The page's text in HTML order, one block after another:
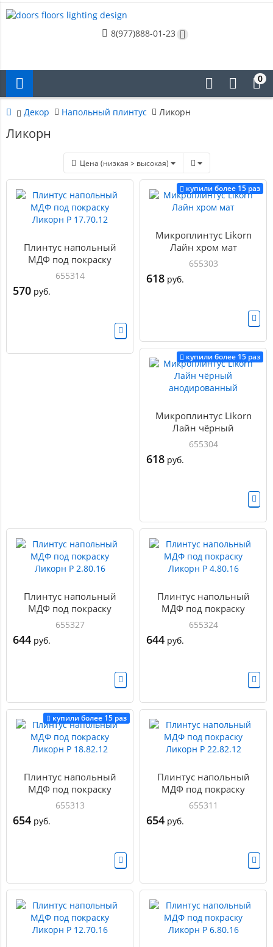
8(977)888-01-23
0
Декор Напольный плинтус Ликорн
Ликорн
Цена (низкая > высокая)
Плинтус напольный
МДФ под покраску
Ликорн Р 17.70.12
655314
570 руб.
купили более 15 раз
Микроплинтус Likorn
Лайн хром мат
655303
618 руб.
купили более 15 раз
Микроплинтус Likorn
Лайн чёрный
анодированный
655304
618 руб.
Плинтус напольный
МДФ под покраску
Ликорн Р 2.80.16
655327
644 руб.
Плинтус напольный
МДФ под покраску
Ликорн Р 4.80.16
655324
644 руб.
купили более 15 раз
Плинтус напольный
МДФ под покраску
Ликорн Р 18.82.12
655313
654 руб.
Плинтус напольный
МДФ под покраску
Ликорн Р 22.82.12
655311
654 руб.